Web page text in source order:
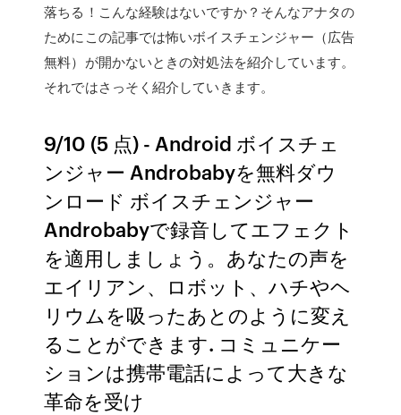
落ちる！こんな経験はないですか？そんなアナタの
ためにこの記事では怖いボイスチェンジャー（広告
無料）が開かないときの対処法を紹介しています。
それではさっそく紹介していきます。
9/10 (5 点) - Android ボイスチェ
ンジャー Androbabyを無料ダウ
ンロード ボイスチェンジャー
Androbabyで録音してエフェクト
を適用しましょう。あなたの声を
エイリアン、ロボット、ハチやヘ
リウムを吸ったあとのように変え
ることができます. コミュニケー
ションは携帯電話によって大きな
革命を受け